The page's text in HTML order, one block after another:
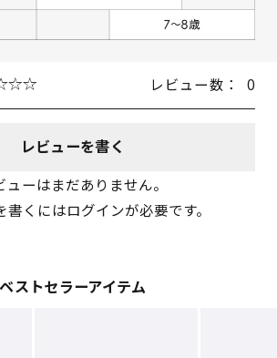
レビュー数： 0
レビューを書く
ューはまだありません。
書くにはログインが必要です。
ベストセラーアイテム